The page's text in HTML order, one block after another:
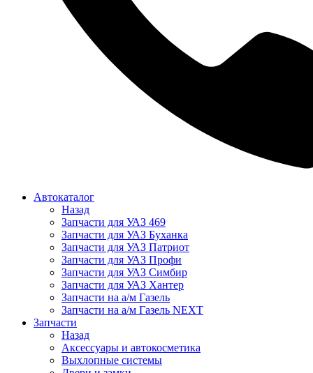
Автокаталог
Назад
Запчасти для УАЗ 469
Запчасти для УАЗ Буханка
Запчасти для УАЗ Патриот
Запчасти для УАЗ Профи
Запчасти для УАЗ Симбир
Запчасти для УАЗ Хантер
Запчасти на а/м Газель
Запчасти на а/м Газель NEXT
Запчасти
Назад
Аксессуары и автокосметика
Выхлопные системы